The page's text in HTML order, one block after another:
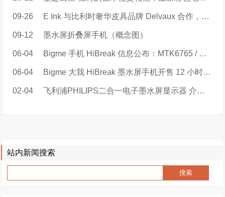
09-26 E Ink 与比利时奢华皮具品牌 Delvaux 合作，推出巴黎时装周限量手袋
09-12 墨水屏折叠屏手机（概念图）
06-04 Bigme 手机 HiBreak 信息公布：MTK6765 / 天玑 900，219 美元起
06-04 Bigme 大我 HiBreak 墨水屏手机开售 12 小时总销量超 880 单
02-04 飞利浦PHILIPS二合一电子墨水屏显示器 介绍视频
站内新闻搜索